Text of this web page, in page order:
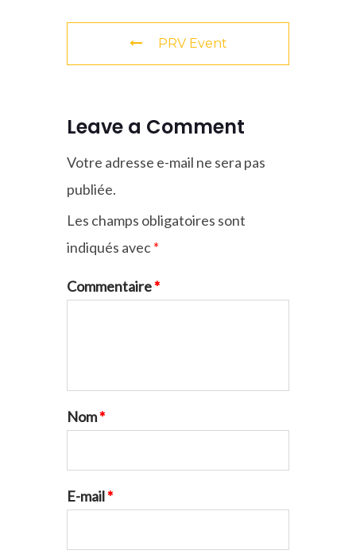
PRV Event
Leave a Comment
Votre adresse e-mail ne sera pas
publiée.
Les champs obligatoires sont
indiqués avec*
Commentaire*
Nom*
E-mail*